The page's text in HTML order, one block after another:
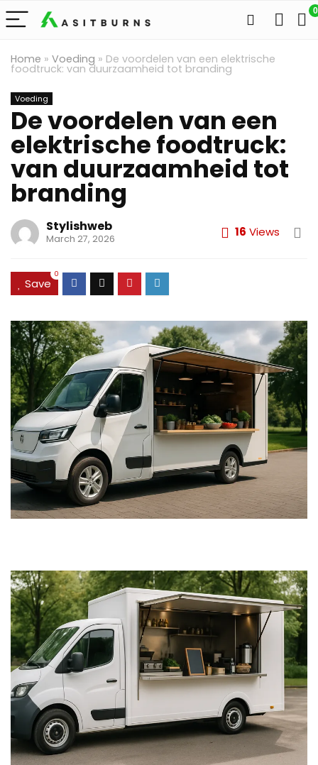
0
Home » Voeding » De voordelen van een elektrische
foodtruck: van duurzaamheid tot branding
Voeding
De voordelen van een
elektrische foodtruck:
van duurzaamheid tot
branding
Stylishweb
March 27, 2026 16 Views
Save
0